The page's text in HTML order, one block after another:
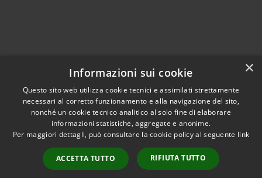
Accessibilità
Privacy
Mappa del sito
Copyright © 2024 •
Comune di Mazara del
Vallo• Powered
byMunicipium• Redazione
×
Informazioni sui cookie
Questo sito web utilizza cookie tecnici e assimilati strettamente
necessari al corretto funzionamento e alla navigazione del sito,
nonché un cookie tecnico analitico al solo fine di elaborare
informazioni statistiche, aggregate e anonime.
Per maggiori dettagli, può consultare la cookie policy al seguente link
ACCETTA TUTTO RIFIUTA TUTTO